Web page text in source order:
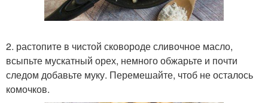
2. растопите в чистой сковороде сливочное масло,
всыпьте мускатный орех, немного обжарьте и почти
следом добавьте муку. Перемешайте, чтоб не осталось
комочков.